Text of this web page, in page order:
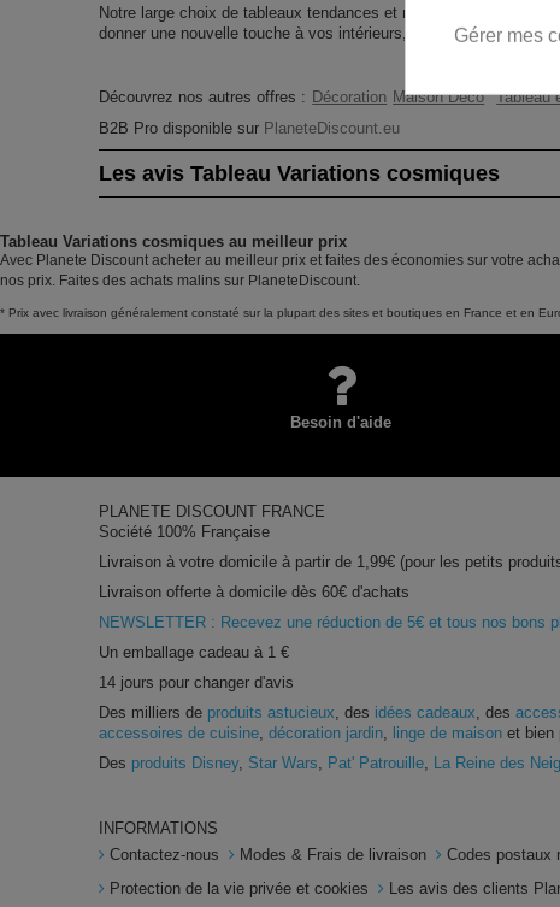
Notre large choix de tableaux tendances et modernes constituent
donner une nouvelle touche à vos intérieurs, il y en a pour tous
Découvrez nos autres offres : Décoration Maison Déco Tableau
B2B Pro disponible sur PlaneteDiscount.eu
Les avis Tableau Variations cosmiques
Tableau Variations cosmiques au meilleur prix
Avec Planete Discount acheter au meilleur prix et faites des économies sur votre
nos prix. Faites des achats malins sur PlaneteDiscount.
* Prix avec livraison généralement constaté sur la plupart des sites et boutiques en France et en
Besoin d'aide
PLANETE DISCOUNT FRANCE
Société 100% Française
Livraison à votre domicile à partir de 1,99€ (pour les petits
Livraison offerte à domicile dès 60€ d'achats
NEWSLETTER : Recevez une réduction de 5€ et tous nos bons
Un emballage cadeau à 1 €
14 jours pour changer d'avis
Des milliers de produits astucieux , des idées cadeaux , des
accessoires de cuisine ,décoration jardin linge de maison et bien
Des produits Disney, Star Wars Pat' Patrouille La Reine des
INFORMATIONS
Contactez-nous
Modes & Frais de livraison Codes postaux
Protection de la vie privée et cookies
Les avis des clients
Gérer mes